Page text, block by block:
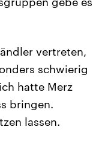
vertreten,
schwierig
hatte Merz
bringen.
lassen.